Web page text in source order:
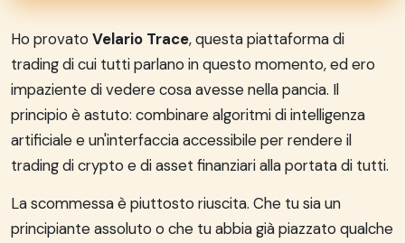
Ho provato Velario Trace, questa piattaforma di
trading di cui tutti parlano in questo momento, ed ero
impaziente di vedere cosa avesse nella pancia. Il
principio è astuto: combinare algoritmi di intelligenza
artificiale e un'interfaccia accessibile per rendere il
trading di crypto e di asset finanziari alla portata di tutti.
La scommessa è piuttosto riuscita. Che tu sia un
principiante assoluto o che tu abbia già piazzato qualche